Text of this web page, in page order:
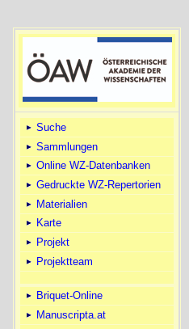
Suche
Sammlungen
Online WZ-Datenbanken
Gedruckte WZ-Repertorien
Materialien
Karte
Projekt
Projektteam
Briquet-Online
Manuscripta.at